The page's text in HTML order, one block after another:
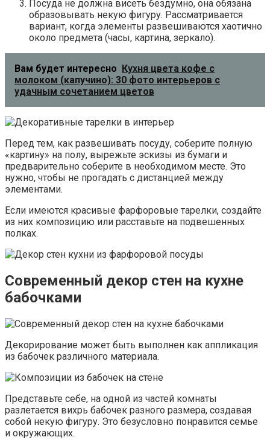
Посуда не должна висеть бездумно, она обязана
образовывать некую фигуру. Рассматривается
вариант, когда элементы развешиваются хаотично
около предмета (часы, картина, зеркало).
Вам будет интересно
Кухня цвета кофе с
молоком (капучино): 30 фото интерьеров с
удачным сочетанием цветов
Перед тем, как развешивать посуду, соберите полную
«картину» на полу, вырежьте эскизы из бумаги и
предварительно соберите в необходимом месте. Это
нужно, чтобы не прогадать с дистанцией между
элементами.
Если имеются красивые фарфоровые тарелки, создайте
из них композицию или расставьте на подвешенных
полках.
Современный декор стен на кухне
бабочками
Декорирование может быть выполнен как аппликация
из бабочек различного материала.
Представьте себе, на одной из частей комнаты
разлетается вихрь бабочек разного размера, создавая
собой некую фигуру. Это безусловно понравится семье
и окружающих.